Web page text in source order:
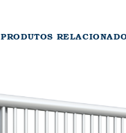
PRODUTOS